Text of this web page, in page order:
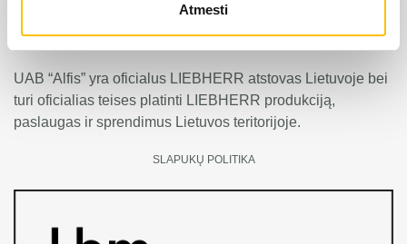
Atmesti
UAB “Alfis” yra oficialus LIEBHERR atstovas Lietuvoje bei
turi oficialias teises platinti LIEBHERR produkciją,
paslaugas ir sprendimus Lietuvos teritorijoje.
SLAPUKŲ POLITIKA